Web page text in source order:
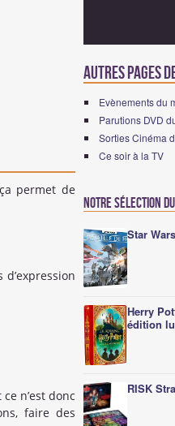
permet de
n’est donc
faire des
Autres pages
Evènements du
Parutions DVD
Sorties Cinéma
Ce soir à la TV
Notre sélection
Star
Herry
édition
RISK